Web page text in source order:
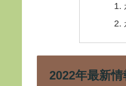
2022年最新情